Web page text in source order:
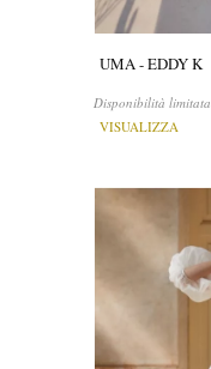
UMA - EDDY K
Disponibilità limitata
VISUALIZZA